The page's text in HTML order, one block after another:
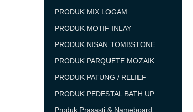
PRODUK MIX LOGAM
PRODUK MOTIF INLAY
PRODUK NISAN TOMBSTONE
PRODUK PARQUETE MOZAIK
PRODUK PATUNG / RELIEF
PRODUK PEDESTAL BATH UP
Produk Prasasti & Nameboard